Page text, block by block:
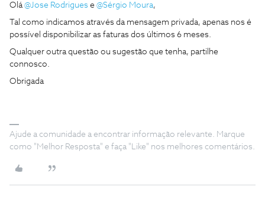
Olá@Jose Rodrigues e @Sérgio Moura,
Tal como indicamos através da mensagem privada, apenas nos é
possível disponibilizar as faturas dos últimos 6 meses.
Qualquer outra questão ou sugestão que tenha, partilhe
connosco.
Obrigada
Ajude a comunidade a encontrar informação relevante. Marque
como "Melhor Resposta" e faça "Like" nos melhores comentários.